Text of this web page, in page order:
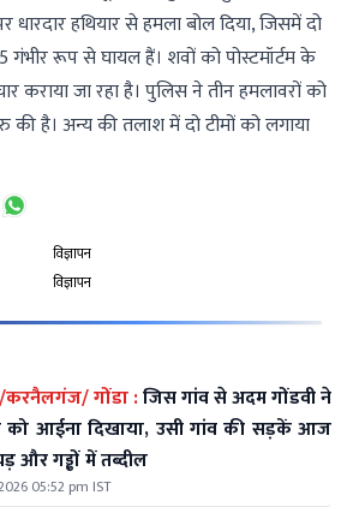
हथियार से हमला बोल दिया, जिसमें दो
गंभीर रूप से घायल हैं। शवों को पोस्टमॉर्टम के
कराया जा रहा है। पुलिस ने तीन हमलावरों को
है। अन्य की तलाश में दो टीमों को लगाया
विज्ञापन
विज्ञापन
परसपुर/करनैलगंज/ गोंडा :जिस गांव से अदम गोंडवी ने
को आईना दिखाया, उसी गांव की सड़कें आज
और गड्ढों में तब्दील
05:52 pm IST